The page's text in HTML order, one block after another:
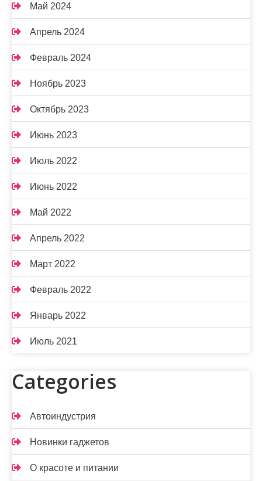
Май 2024
Апрель 2024
Февраль 2024
Ноябрь 2023
Октябрь 2023
Июнь 2023
Июль 2022
Июнь 2022
Май 2022
Апрель 2022
Март 2022
Февраль 2022
Январь 2022
Июль 2021
Categories
Автоиндустрия
Новинки гаджетов
О красоте и питании